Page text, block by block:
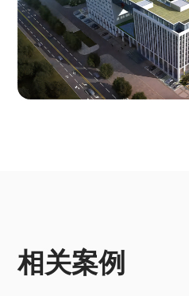
相关案例